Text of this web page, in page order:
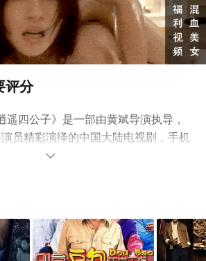
评分
遥四公子》是一部由黄斌导演执导，
员精彩演绎的中国大陆电视剧，手机
完整版电视剧全集就上天堂电影网，
等平台了解。
